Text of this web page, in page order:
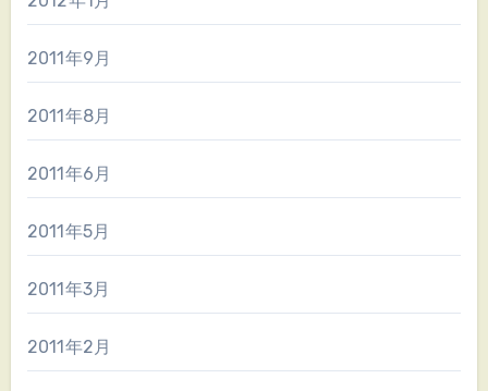
2011年9月
2011年8月
2011年6月
2011年5月
2011年3月
2011年2月